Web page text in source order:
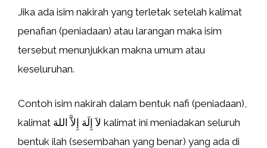
Jika ada isim nakirah yang terletak setelah kalimat
penafian (peniadaan) atau larangan maka isim
tersebut menunjukkan makna umum atau
keseluruhan.
Contoh isim nakirah dalam bentuk nafi (peniadaan),
kalimat ﻻَ إِلَهَ إِﻻَّ اللهَ kalimat ini meniadakan seluruh
bentuk ilah (sesembahan yang benar) yang ada di